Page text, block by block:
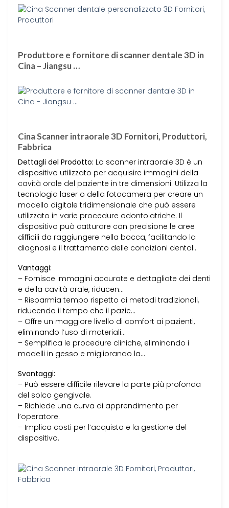
Produttore e fornitore di scanner dentale 3D in
Cina – Jiangsu …
Cina Scanner intraorale 3D Fornitori, Produttori,
Fabbrica
Dettagli del Prodotto: Lo scanner intraorale 3D è un
dispositivo utilizzato per acquisire immagini della
cavità orale del paziente in tre dimensioni. Utilizza la
tecnologia laser o della fotocamera per creare un
modello digitale tridimensionale che può essere
utilizzato in varie procedure odontoiatriche. Il
dispositivo può catturare con precisione le aree
difficili da raggiungere nella bocca, facilitando la
diagnosi e il trattamento delle condizioni dentali.
Vantaggi:
– Fornisce immagini accurate e dettagliate dei denti
e della cavità orale, riducen…
– Risparmia tempo rispetto ai metodi tradizionali,
riducendo il tempo che il pazie…
– Offre un maggiore livello di comfort ai pazienti,
eliminando l’uso di materiali…
– Semplifica le procedure cliniche, eliminando i
modelli in gesso e migliorando la…
Svantaggi:
– Può essere difficile rilevare la parte più profonda
del solco gengivale.
– Richiede una curva di apprendimento per
l’operatore.
– Implica costi per l’acquisto e la gestione del
dispositivo.